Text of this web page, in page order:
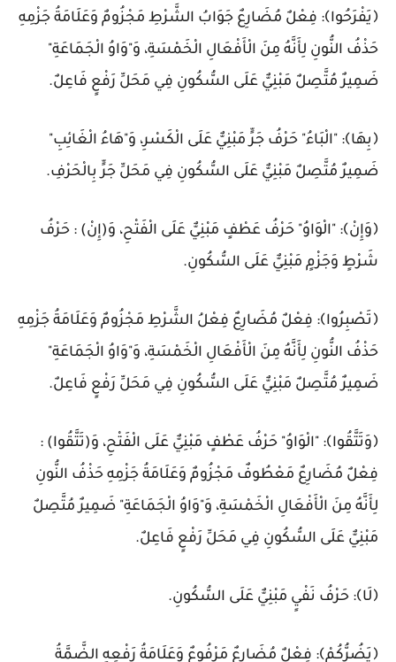
﴿يَفْرَحُوا﴾: فِعْلٌ مُضَارِعٌ جَوَابُ الشَّرْطِ مَجْزُومٌ وَعَلَامَةُ جَزْمِهِ
حَذْفُ النُّونِ لِأَنَّهُ مِنَ الْأَفْعَالِ الْخَمْسَةِ، وَ"وَاوُ الْجَمَاعَةِ"
ضَمِيرٌ مُتَّصِلٌ مَبْنِيٌّ عَلَى السُّكُونِ فِي مَحَلِّ رَفْعٍ فَاعِلٌ.
﴿بِهَا﴾: "الْبَاءُ" حَرْفُ جَرٍّ مَبْنِيٌّ عَلَى الْكَسْرِ، وَ"هَاءُ الْغَائِبِ"
ضَمِيرٌ مُتَّصِلٌ مَبْنِيٌّ عَلَى السُّكُونِ فِي مَحَلِّ جَرٍّ بِالْحَرْفِ.
﴿وَإِنْ﴾: "الْوَاوُ" حَرْفُ عَطْفٍ مَبْنِيٌّ عَلَى الْفَتْحِ، وَ(إِنْ) : حَرْفُ
شَرْطٍ وَجَزْمٍ مَبْنِيٌّ عَلَى السُّكُونِ.
﴿تَصْبِرُوا﴾: فِعْلٌ مُضَارِعٌ فِعْلُ الشَّرْطِ مَجْزُومٌ وَعَلَامَةُ جَزْمِهِ
حَذْفُ النُّونِ لِأَنَّهُ مِنَ الْأَفْعَالِ الْخَمْسَةِ، وَ"وَاوُ الْجَمَاعَةِ"
ضَمِيرٌ مُتَّصِلٌ مَبْنِيٌّ عَلَى السُّكُونِ فِي مَحَلِّ رَفْعٍ فَاعِلٌ.
﴿وَتَتَّقُوا﴾: "الْوَاوُ" حَرْفُ عَطْفٍ مَبْنِيٌّ عَلَى الْفَتْحِ، وَ(تَتَّقُوا) :
فِعْلٌ مُضَارِعٌ مَعْطُوفٌ مَجْزُومٌ وَعَلَامَةُ جَزْمِهِ حَذْفُ النُّونِ
لِأَنَّهُ مِنَ الْأَفْعَالِ الْخَمْسَةِ، وَ"وَاوُ الْجَمَاعَةِ" ضَمِيرٌ مُتَّصِلٌ
مَبْنِيٌّ عَلَى السُّكُونِ فِي مَحَلِّ رَفْعٍ فَاعِلٌ.
﴿لَا﴾: حَرْفُ نَفْيٍ مَبْنِيٌّ عَلَى السُّكُونِ.
﴿يَضُرُّكُمْ﴾: فِعْلٌ مُضَارِعٌ مَرْفُوعٌ وَعَلَامَةُ رَفْعِهِ الضَّمَّةُ